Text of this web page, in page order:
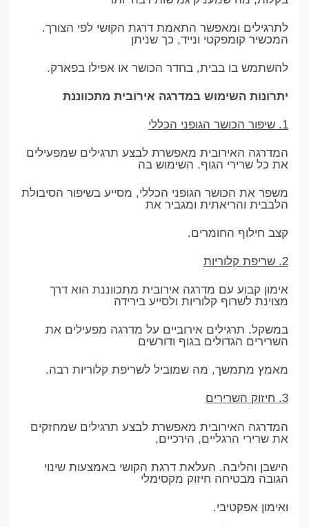
לתרגילים ומאפשר התאמת דרגת הקושי לפי הצורך.
המכשיר קומפקטי ונייד, כך שניתן
להשתמש בו בבית, בחדר הכושר או אפילו בפארק.
יתרונות השימוש במדרגה אירובית מתכווננת
1. שיפור הכושר הגופני הכללי
המדרגה האירובית מאפשרת לבצע תרגילים שמפעילים
את כל שרירי הגוף. השימוש בה
משפר את הכושר הגופני הכללי, מסייע בשיפור הסיבולת
הלבבית והריאתית ומגביר את
קצב חילוף החומרים.
2. שריפת קלוריות
אימון קבוע עם מדרגה אירובית מתכווננת הוא דרך
מצוינת לשרוף קלוריות ולסייע בירידה
במשקל. תרגילים אירוביים על מדרגה מפעילים את
השרירים הגדולים בגוף ודורשים
מאמץ מתמשך, מה שמוביל לשריפת קלוריות רבה.
3. חיזוק השרירים
המדרגה האירובית מאפשרת לבצע תרגילים שמחזקים
את שרירי הרגליים, הירכיים,
הישבן והליבה. העלאת דרגת הקושי באמצעות שינוי
הגובה מבטיחה חיזוק מקסימלי
ואימון אפקטיבי.